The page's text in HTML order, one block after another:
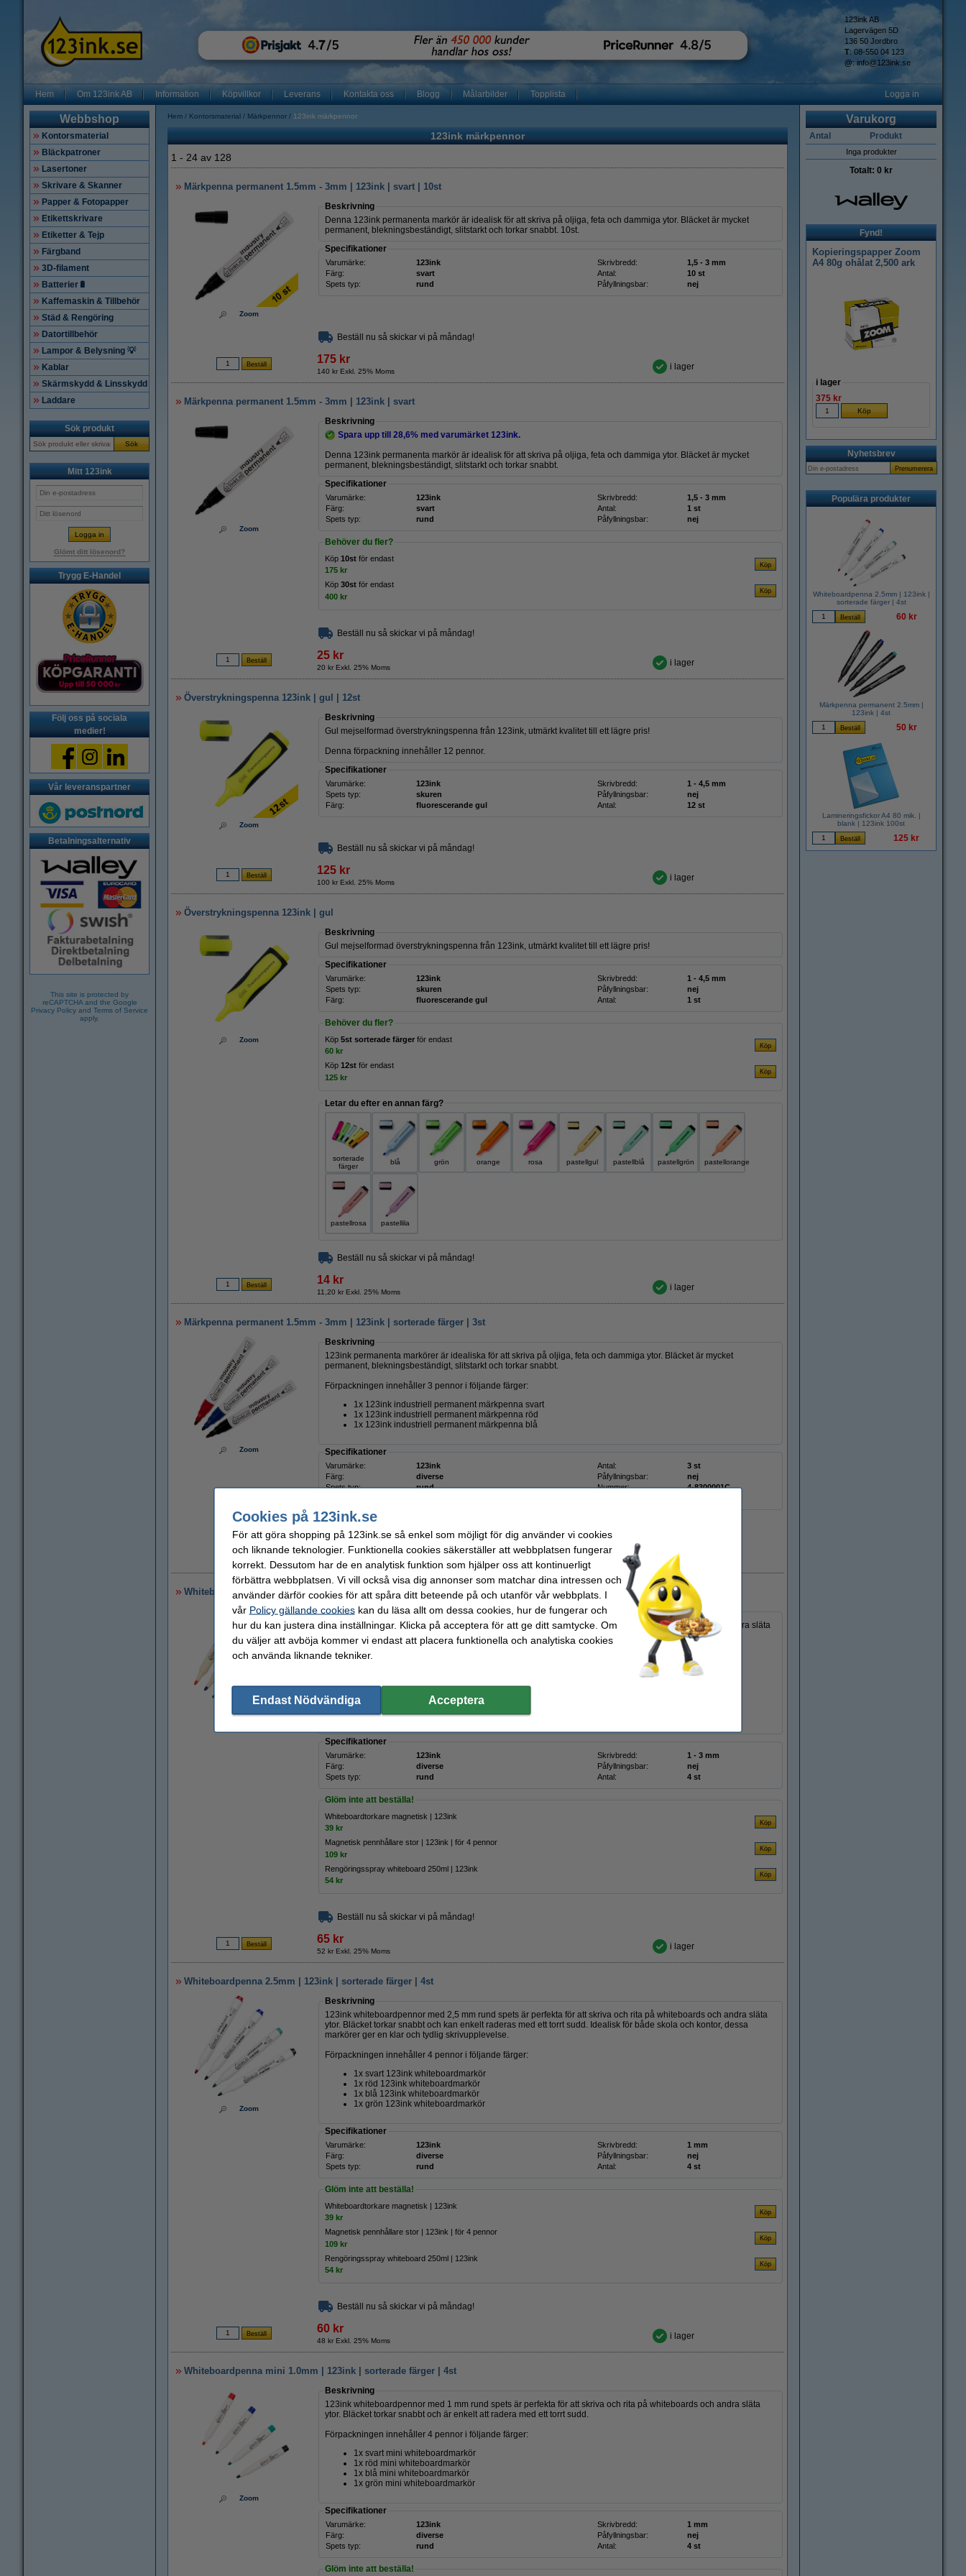
123ink AB
Lagervägen 5D
136 50 Jordbro
T: 08-550 04 123
@: info@123ink.se
Hem Om 123ink AB Information Köpvillkor Leverans Kontakta oss Blogg Målarbilder Topplista Logga in
Webbshop
Kontorsmaterial
Bläckpatroner
Lasertoner
Skrivare & Skanner
Papper & Fotopapper
Etikettskrivare
Etiketter & Tejp
Färgband
3D-filament
Batterier🔋
Kaffemaskin & Tillbehör
Städ & Rengöring
Datortillbehör
Lampor & Belysning 💡
Kablar
Skärmskydd & Linsskydd
Laddare
Sök produkt
Sök
Mitt 123ink
Glömt ditt lösenord?
Trygg E-Handel
Följ oss på sociala
medier!
Vår leveranspartner
Betalningsalternativ
This site is protected by
reCAPTCHA and the Google
Privacy Policy and Terms of Service
apply.
Hem Kontorsmaterial Märkpennor 123ink märkpennor
123ink märkpennor
1 - 24 av 128
Märkpenna permanent 1.5mm - 3mm | 123ink | svart | 10st
Zoom
Beskrivning
Denna 123ink permanenta markör är idealisk för att skriva på oljiga, feta och dammiga ytor. Bläcket är mycket
permanent, blekningsbeständigt, slitstarkt och torkar snabbt. 10st.
Specifikationer
Varumärke: 123ink Skrivbredd:
1,5 - 3 mm
Färg:
svart Antal:
10 st
Spets typ:
rund Påfyllningsbar: nej
Beställ nu så skickar vi på måndag!
175 kr
140 kr Exkl. 25% Moms i lager
Märkpenna permanent 1.5mm - 3mm | 123ink | svart
Zoom
Beskrivning
Spara upp till 28,6% med varumärket 123ink.
Denna 123ink permanenta markör är idealisk för att skriva på oljiga, feta och dammiga ytor. Bläcket är mycket
permanent, blekningsbeständigt, slitstarkt och torkar snabbt.
Specifikationer
Varumärke: 123ink Skrivbredd:
1,5 - 3 mm
Färg:
svart Antal:
1 st
Spets typ:
rund Påfyllningsbar: nej
Behöver du fler?
Köp 10st för endast
175 kr
Köp 30st för endast
400 kr
Beställ nu så skickar vi på måndag!
25 kr
20 kr Exkl. 25% Moms i lager
Överstrykningspenna 123ink | gul | 12st
Zoom
Beskrivning
Gul mejselformad överstrykningspenna från 123ink, utmärkt kvalitet till ett lägre pris!
Denna förpackning innehåller 12 pennor.
Specifikationer
Varumärke: 123ink Skrivbredd:
1 - 4,5 mm
Spets typ:
skuren Påfyllningsbar:
nej
Färg:
fluorescerande gul Antal: 12 st
Beställ nu så skickar vi på måndag!
125 kr
100 kr Exkl. 25% Moms i lager
Överstrykningspenna 123ink | gul
Zoom
Beskrivning
Gul mejselformad överstrykningspenna från 123ink, utmärkt kvalitet till ett lägre pris!
Specifikationer
Varumärke: 123ink Skrivbredd:
1 - 4,5 mm
Spets typ:
skuren Påfyllningsbar:
nej
Färg:
fluorescerande gul Antal: 1 st
Behöver du fler?
Köp 5st sorterade färger för endast
60 kr
Köp 12st för endast
125 kr
Letar du efter en annan färg?
sorterade
färger
blå grön orange rosa pastellgul pastellblå pastellgrön pastellorange
pastellrosa pastellila
Beställ nu så skickar vi på måndag!
14 kr
11,20 kr Exkl. 25% Moms i lager
Märkpenna permanent 1.5mm - 3mm | 123ink | sorterade färger | 3st
Zoom
Beskrivning
123ink permanenta markörer är idealiska för att skriva på oljiga, feta och dammiga ytor. Bläcket är mycket
permanent, blekningsbeständigt, slitstarkt och torkar snabbt.
Förpackningen innehåller 3 pennor i följande färger:
1x 123ink industriell permanent märkpenna svart
1x 123ink industriell permanent märkpenna röd
1x 123ink industriell permanent märkpenna blå
Specifikationer
Varumärke: 123ink Antal:
3 st
Färg:
diverse Påfyllningsbar:
nej
Spets typ:
rund Nummer:
4-8300001C
65 kr
52 kr Exkl. 25% Moms i lager
Whiteboardpenna 1.5mm - 3.0mm | 123ink | sorterade färger | 4st | återvunnen plast
Zoom
Beskrivning
123ink whiteboardpennor med 1–3 mm rund spets är perfekta för att skriva och rita på whiteboards och andra släta
ytor. Bläcket torkar snabbt och är enkelt att radera med ett torrt sudd. Dessa pennor är tillverkade av 70 %
återvunnen plast, vilket gör dem till ett miljömedvetet val.
1x 123ink whiteboardpenna blå
1x 123ink whiteboardpenna svart
1x 123ink whiteboardpenna röd
1x 123ink whiteboardpenna grön
Specifikationer
Varumärke: 123ink Skrivbredd:
1 - 3 mm
Färg:
diverse Påfyllningsbar:
nej
Spets typ:
rund Antal: 4 st
Glöm inte att beställa!
Whiteboardtorkare magnetisk | 123ink
39 kr
Magnetisk pennhållare stor | 123ink | för 4 pennor
109 kr
Rengöringsspray whiteboard 250ml | 123ink
54 kr
Beställ nu så skickar vi på måndag!
65 kr
52 kr Exkl. 25% Moms i lager
Whiteboardpenna 2.5mm | 123ink | sorterade färger | 4st
Zoom
Beskrivning
123ink whiteboardpennor med 2,5 mm rund spets är perfekta för att skriva och rita på whiteboards och andra släta
ytor. Bläcket torkar snabbt och kan enkelt raderas med ett torrt sudd. Idealisk för både skola och kontor, dessa
markörer ger en klar och tydlig skrivupplevelse.
Förpackningen innehåller 4 pennor i följande färger:
1x svart 123ink whiteboardmarkör
1x röd 123ink whiteboardmarkör
1x blå 123ink whiteboardmarkör
1x grön 123ink whiteboardmarkör
Specifikationer
Varumärke: 123ink Skrivbredd:
1 mm
Färg:
diverse Påfyllningsbar:
nej
Spets typ:
rund Antal: 4 st
Glöm inte att beställa!
Whiteboardtorkare magnetisk | 123ink
39 kr
Magnetisk pennhållare stor | 123ink | för 4 pennor
109 kr
Rengöringsspray whiteboard 250ml | 123ink
54 kr
Beställ nu så skickar vi på måndag!
60 kr
48 kr Exkl. 25% Moms i lager
Whiteboardpenna mini 1.0mm | 123ink | sorterade färger | 4st
Zoom
Beskrivning
123ink whiteboardpennor med 1 mm rund spets är perfekta för att skriva och rita på whiteboards och andra släta
ytor. Bläcket torkar snabbt och är enkelt att radera med ett torrt sudd.
Förpackningen innehåller 4 pennor i följande färger:
1x svart mini whiteboardmarkör
1x röd mini whiteboardmarkör
1x blå mini whiteboardmarkör
1x grön mini whiteboardmarkör
Specifikationer
Varumärke: 123ink Skrivbredd:
1 mm
Färg:
diverse Påfyllningsbar:
nej
Spets typ:
rund Antal: 4 st
Glöm inte att beställa!
Varukorg
Antal Produkt
Inga produkter
Totalt: 0 kr
Fynd!
Kopieringspapper Zoom
A4 80g ohålat 2,500 ark
i lager
375 kr
Nyhetsbrev
Populära produkter
Whiteboardpenna 2.5mm | 123ink |
sorterade färger | 4st
60 kr
Märkpenna permanent 2.5mm |
123ink | 4st
50 kr
Lamineringsfickor A4 80 mik. |
blank | 123ink 100st
125 kr
Cookies på 123ink.se
För att göra shopping på 123ink.se så enkel som möjligt för dig använder vi cookies
och liknande teknologier. Funktionella cookies säkerställer att webbplatsen fungerar
korrekt. Dessutom har de en analytisk funktion som hjälper oss att kontinuerligt
förbättra webbplatsen. Vi vill också visa dig annonser som matchar dina intressen och
använder därför cookies för att spåra ditt beteende på och utanför vår webbplats. I
vår Policy gällande cookieskan du läsa allt om dessa cookies, hur de fungerar och
hur du kan justera dina inställningar. Klicka på acceptera för att ge ditt samtycke. Om
du väljer att avböja kommer vi endast att placera funktionella och analytiska cookies
och använda liknande tekniker.
Endast Nödvändiga Acceptera